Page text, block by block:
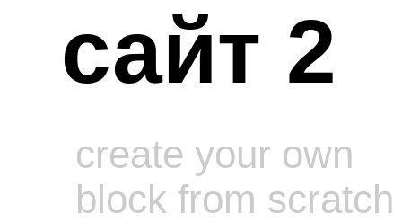
сайт 2
create your own
block from scratch